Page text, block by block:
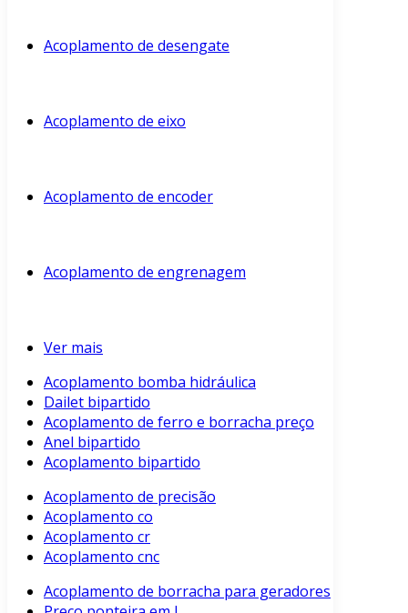
Acoplamento de desengate
Acoplamento de eixo
Acoplamento de encoder
Acoplamento de engrenagem
Ver mais
Acoplamento bomba hidráulica
Dailet bipartido
Acoplamento de ferro e borracha preço
Anel bipartido
Acoplamento bipartido
Acoplamento de precisão
Acoplamento co
Acoplamento cr
Acoplamento cnc
Acoplamento de borracha para geradores